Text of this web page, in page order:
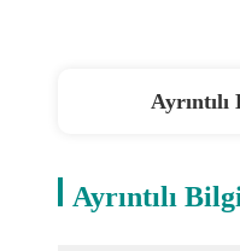
Ayrıntılı